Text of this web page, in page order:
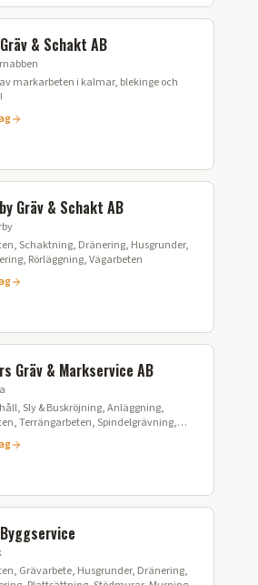
& Schakt AB
markarbeten i kalmar, blekinge och
Gräv & Schakt AB
Schaktning, Dränering, Husgrunder,
Rörläggning, Vägarbeten
Gräv & Markservice AB
Sly & Buskröjning, Anläggning,
Terrängarbeten, Spindelgrävning,
Grävarbete, Husgrunder, Dränering,